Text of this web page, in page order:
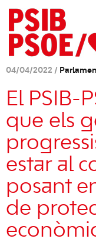
04/04/2022 /
El PSIB-
que els
estar al
posant
de